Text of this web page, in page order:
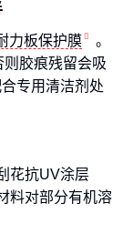
力板保护膜
。
胶痕残留会吸
专用清洁剂处
花抗UV涂层
料对部分有机溶